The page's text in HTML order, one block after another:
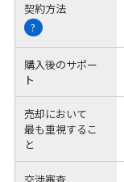
契約方法
?
購入後のサポー
ト
売却において
最も重視するこ
と
交渉審査